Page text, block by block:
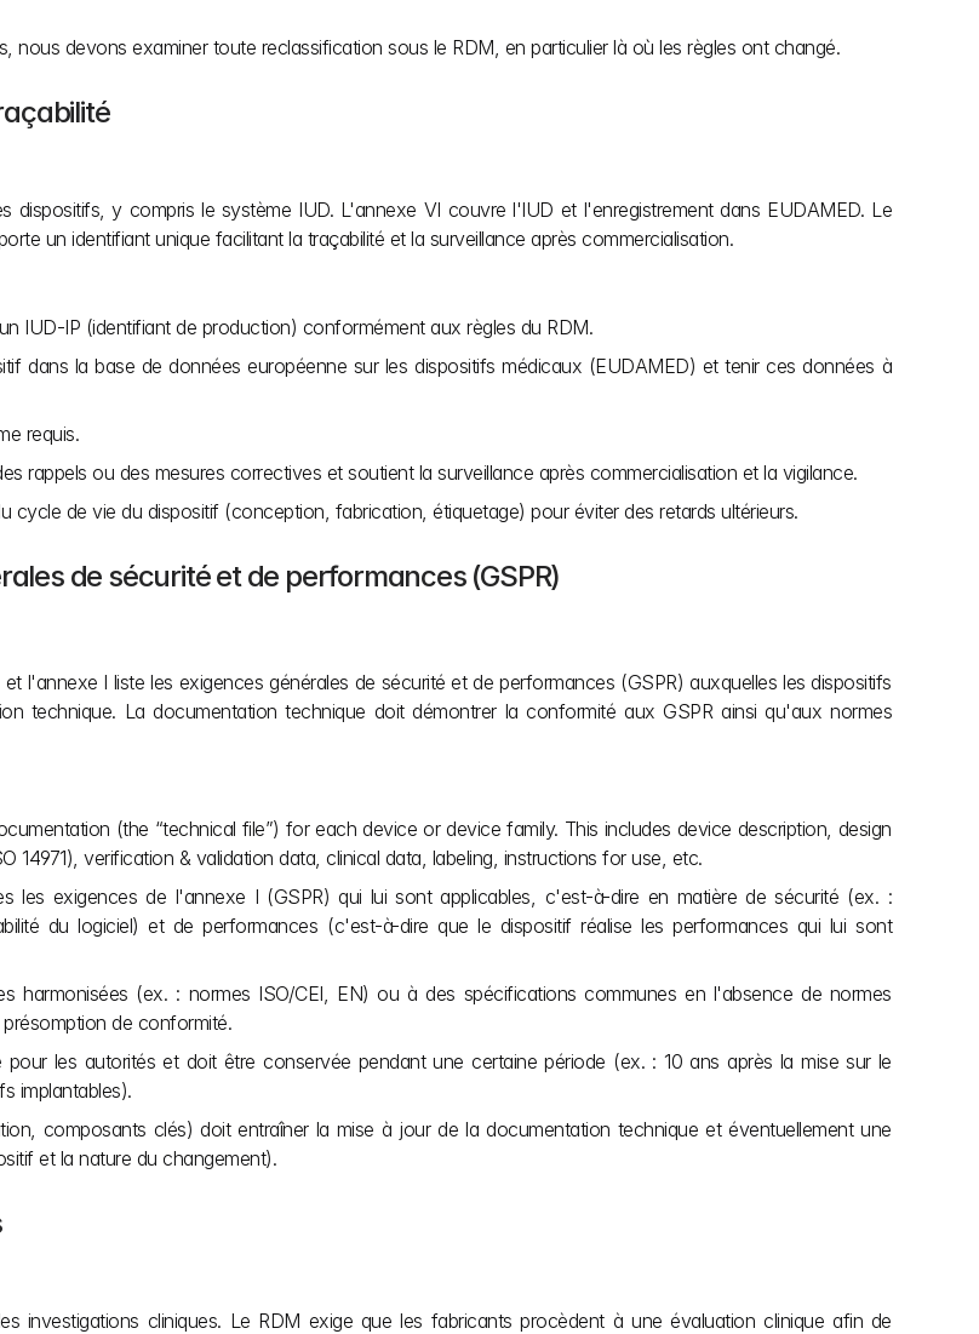
nous devons examiner toute reclassification sous le RDM, en particulier là où les règles ont changé.
dispositifs, y compris le système IUD. L'annexe VI couvre l'IUD et l'enregistrement dans EUDAMED. Le
un identifiant unique facilitant la traçabilité et la surveillance après commercialisation.
IUD-IP (identifiant de production) conformément aux règles du RDM.
dans la base de données européenne sur les dispositifs médicaux (EUDAMED) et tenir ces données à
requis.
rappels ou des mesures correctives et soutient la surveillance après commercialisation et la vigilance.
cycle de vie du dispositif (conception, fabrication, étiquetage) pour éviter des retards ultérieurs.
de sécurité et de performances (GSPR)
l'annexe I liste les exigences générales de sécurité et de performances (GSPR) auxquelles les dispositifs
technique. La documentation technique doit démontrer la conformité aux GSPR ainsi qu'aux normes
(the “technical file”) for each device or device family. This includes device description, design
14971), verification & validation data, clinical data, labeling, instructions for use, etc.
exigences de l'annexe I (GSPR) qui lui sont applicables, c'est-à-dire en matière de sécurité (ex. :
du logiciel) et de performances (c'est-à-dire que le dispositif réalise les performances qui lui sont
harmonisées (ex. : normes ISO/CEI, EN) ou à des spécifications communes en l'absence de normes
de conformité.
les autorités et doit être conservée pendant une certaine période (ex. : 10 ans après la mise sur le
implantables).
composants clés) doit entraîner la mise à jour de la documentation technique et éventuellement une
et la nature du changement).
investigations cliniques. Le RDM exige que les fabricants procèdent à une évaluation clinique afin de